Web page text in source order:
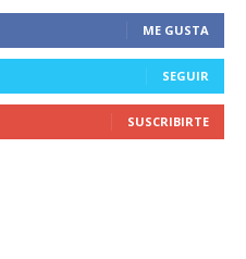
ME GUSTA
SEGUIR
SUSCRIBIRTE